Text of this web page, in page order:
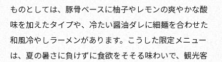
ものとしては、豚骨ベースに柚子やレモンの爽やかな酸
味を加えたタイプや、冷たい醤油ダレに細麺を合わせた
和風冷やしラーメンがあります。こうした限定メニュー
は、夏の暑さに負けずに食欲をそそる味わいで、観光客